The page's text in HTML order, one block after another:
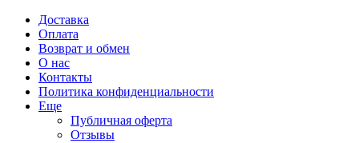
Доставка
Оплата
Возврат и обмен
О нас
Контакты
Политика конфиденциальности
Еще
Публичная оферта
Отзывы